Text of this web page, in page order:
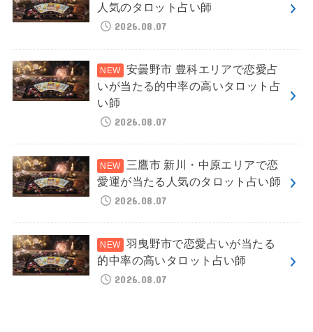
人気のタロット占い師
2026.08.07
安曇野市 豊科エリアで恋愛占
いが当たる的中率の高いタロット占
い師
2026.08.07
三鷹市 新川・中原エリアで恋
愛運が当たる人気のタロット占い師
2026.08.07
羽曳野市で恋愛占いが当たる
的中率の高いタロット占い師
2026.08.07